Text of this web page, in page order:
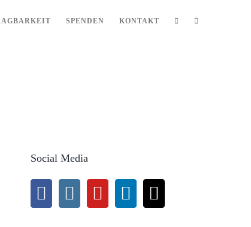
SPENDEN KONTAKT
Social Media